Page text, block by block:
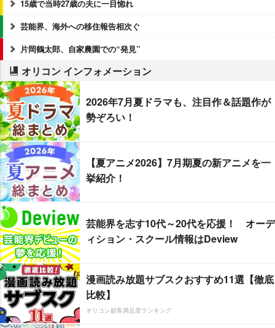
15歳で当時27歳の夫に一目惚れ
芸能界、海外への移住報告相次ぐ
片岡鶴太郎、自家農園での“発見”
オリコン インフォメーション
2026年7月夏ドラマも、注目作＆話題作が
勢ぞろい！
【夏アニメ2026】7月期夏の新アニメを一
挙紹介！
芸能界を志す10代～20代を応援！ オーデ
ィション・スクール情報はDeview
漫画読み放題サブスクおすすめ11選【徹底
比較】
オリコン顧客満足度ランキング